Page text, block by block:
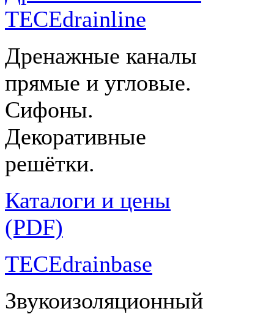
TECEdrainline
Дренажные каналы
прямые и угловые.
Сифоны.
Декоративные
решётки.
Каталоги и цены
(PDF)
TECEdrainbase
Звукоизоляционный